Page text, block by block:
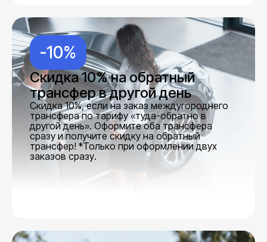
-10%
Скидка 10% на обратный
трансфер в другой день
Скидка 10%, если на заказ междугороднего
трансфера по тарифу «туда-обратно в
другой день». Оформите оба трансфера
сразу и получите скидку на обратный
трансфер! *Только при оформлении двух
заказов сразу.